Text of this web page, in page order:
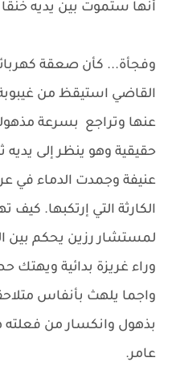
أنها ستموت بين يديه
وفجأة... كأن صعقة
القاضي استيقظ من
عنها وتراجع بسرعة
حقيقية وهو ينظر إلى يديه
عنيفة وجمدت الدماء في
الكارثة التي إرتكبها.
لمستشار رزين يحكم بين
وراء غريزة بدائية
واجما يلهث بأنفاس
بذهول وانكسار من
عامر.